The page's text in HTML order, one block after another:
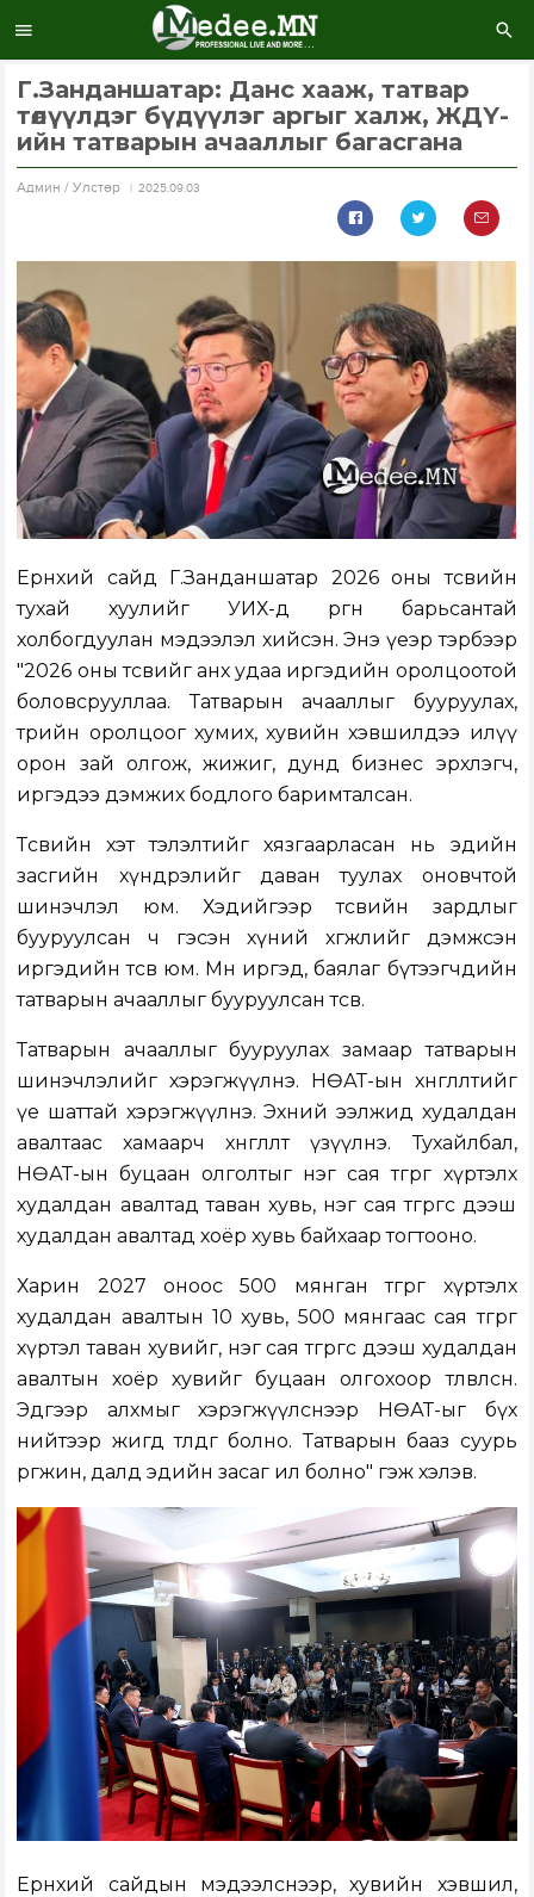
Г.Занданшатар: Данс хааж, татвар
төлүүлдэг бүдүүлэг аргыг халж, ЖДҮ-
ийн татварын ачааллыг багасгана
Aдмин / Улстөр 2025.09.03
Ерөнхий сайд Г.Занданшатар 2026 оны төсвийн
тухай хуулийг УИХ-д өргөн барьсантай
холбогдуулан мэдээлэл хийсэн. Энэ үеэр тэрбээр
"2026 оны төсвийг анх удаа иргэдийн оролцоотой
боловсрууллаа. Татварын ачааллыг бууруулах,
төрийн оролцоог хумих, хувийн хэвшилдээ илүү
орон зай олгож, жижиг, дунд бизнес эрхлэгч,
иргэдээ дэмжих бодлого баримталсан.
Төсвийн хэт тэлэлтийг хязгаарласан нь эдийн
засгийн хүндрэлийг даван туулах оновчтой
шинэчлэл юм. Хэдийгээр төсвийн зардлыг
бууруулсан ч гэсэн хүний хөгжлийг дэмжсэн
иргэдийн төсөв юм. Мөн иргэд, баялаг бүтээгчдийн
татварын ачааллыг бууруулсан төсөв.
Татварын ачааллыг бууруулах замаар татварын
шинэчлэлийг хэрэгжүүлнэ. НӨАТ-ын хөнгөлөлтийг
үе шаттай хэрэгжүүлнэ. Эхний ээлжид худалдан
авалтаас хамаарч хөнгөлөлт үзүүлнэ. Тухайлбал,
НӨАТ-ын буцаан олголтыг нэг сая төгрөг хүртэлх
худалдан авалтад таван хувь, нэг сая төгрөгөөс дээш
худалдан авалтад хоёр хувь байхаар тогтооно.
Харин 2027 оноос 500 мянган төгрөг хүртэлх
худалдан авалтын 10 хувь, 500 мянгаас сая төгрөг
хүртэл таван хувийг, нэг сая төгрөгөөс дээш худалдан
авалтын хоёр хувийг буцаан олгохоор төлөвлөсөн.
Эдгээр алхмыг хэрэгжүүлснээр НӨАТ-ыг бүх
нийтээр жигд төлдөг болно. Татварын бааз суурь
өргөжинө, далд эдийн засаг ил болно" гэж хэлэв.
Ерөнхий сайдын мэдээлснээр, хувийн хэвшил,